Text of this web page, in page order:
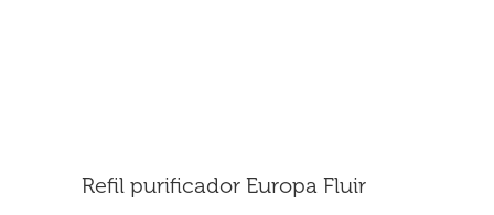
Refil purificador Europa Fluir